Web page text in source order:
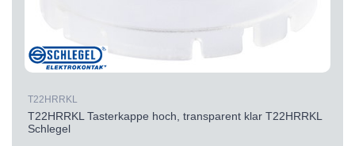
T22HRRKL
T22HRRKL Tasterkappe hoch, transparent klar T22HRRKL
Schlegel